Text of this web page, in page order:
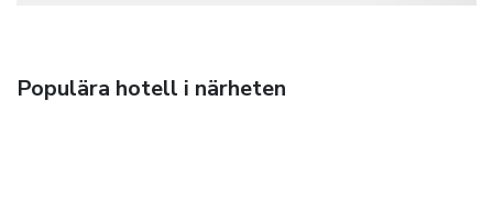
Populära hotell i närheten